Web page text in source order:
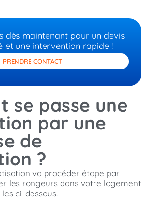
dès maintenant pour un devis
et une intervention rapide !
PRENDRE CONTACT
se passe une
par une
de
?
va procéder étape par
les rongeurs dans votre logement
ci-dessous.